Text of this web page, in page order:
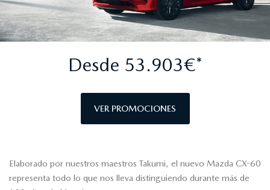
Desde 53.903€*
VER PROMOCIONES
Elaborado por nuestros maestros Takumi, el nuevo Mazda CX-60
representa todo lo que nos lleva distinguiendo durante más de